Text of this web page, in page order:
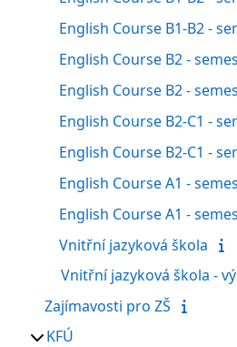
English Course B1-B2 -
English Course B2 -
English Course B2 -
English Course B2-C1 -
English Course B2-C1 -
English Course A1 -
English Course A1 -
Vnitřní jazyková škola
Vnitřní jazyková škola -
Zajímavosti pro ZŠ
KFÚ